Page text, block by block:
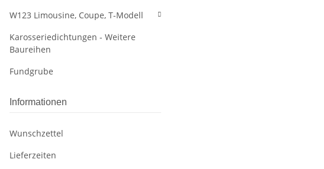
W123 Limousine, Coupe, T-Modell
Karosseriedichtungen - Weitere
Baureihen
Fundgrube
Informationen
Wunschzettel
Lieferzeiten